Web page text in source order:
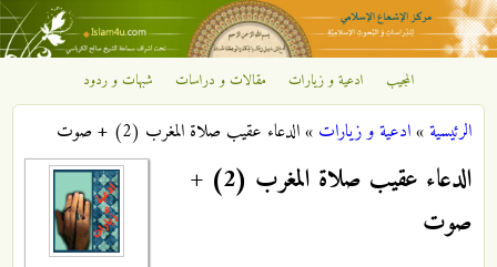
تجاوز إلى المحتوى الرئيسي
مركز
الإشعاع
الإسلامي
المجيب ادعية و زيارات مقالات و دراسات شبهات و ردود
أنت هنا
الرئيسية»ادعية و زيارات »الدعاء عقيب صلاة المغرب (2) + صوت
الدعاء عقيب صلاة المغرب (2) +
صوت